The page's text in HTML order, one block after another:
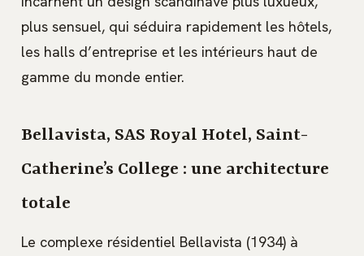
plus sensuel, qui séduira rapidement les hôtels,
les halls d’entreprise et les intérieurs haut de
gamme du monde entier.
Bellavista, SAS Royal Hotel, Saint-
Catherine’s College : une architecture
totale
Le complexe résidentiel Bellavista (1934) à